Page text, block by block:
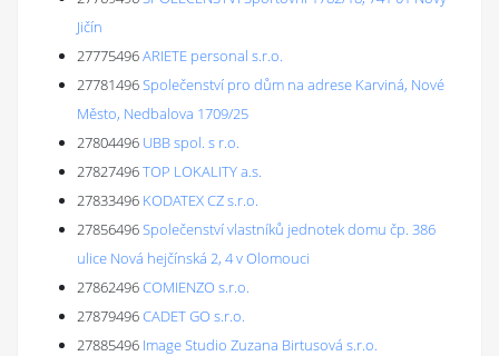
Jičín
27775496ARIETE personal s.r.o.
27781496Společenství pro dům na adrese Karviná, Nové
Město, Nedbalova 1709/25
27804496 UBB spol. s r.o.
27827496TOP LOKALITY a.s.
27833496 KODATEX CZ s.r.o.
27856496Společenství vlastníků jednotek domu čp. 386
ulice Nová hejčínská 2, 4 v Olomouci
27862496COMIENZO s.r.o.
27879496CADET GO s.r.o.
27885496 Image Studio Zuzana Birtusová s.r.o.